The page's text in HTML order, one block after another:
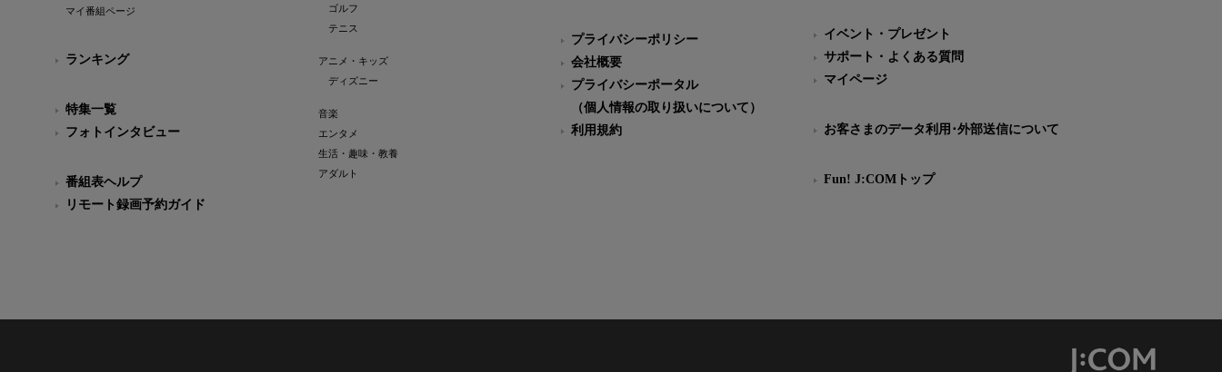
マイ番組ページ
ランキング
特集一覧
フォトインタビュー
番組表ヘルプ
リモート録画予約ガイド
ゴルフ
テニス
アニメ・キッズ
ディズニー
音楽
エンタメ
生活・趣味・教養
アダルト
プライバシーポリシー
会社概要
プライバシーポータル
（個人情報の取り扱いについて）
利用規約
イベント・プレゼント
サポート・よくある質問
マイページ
お客さまのデータ利用･外部送信について
Fun! J:COMトップ